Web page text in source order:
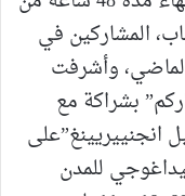
المشاركين في
وأشرفت
بشراكة مع
انجنييريينغ”على
للمدن